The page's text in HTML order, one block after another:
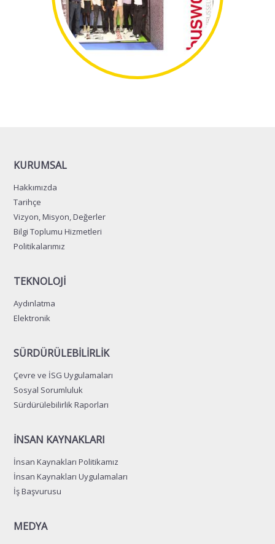
KURUMSAL
Hakkımızda
Tarihçe
Vizyon, Misyon, Değerler
Bilgi Toplumu Hizmetleri
Politikalarımız
TEKNOLOJİ
Aydınlatma
Elektronik
SÜRDÜRÜLEBİLİRLİK
Çevre ve İSG Uygulamaları
Sosyal Sorumluluk
Sürdürülebilirlik Raporları
İNSAN KAYNAKLARI
İnsan Kaynakları Politikamız
İnsan Kaynakları Uygulamaları
İş Başvurusu
MEDYA